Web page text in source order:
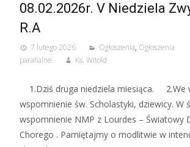
08.02.2026r. V Niedziela
R.A
7 lutego 2026 Ogłoszenia, Ogłoszenia
parafialne
Ks. Witold
1.Dziś druga niedziela miesiąca. 2.We
wspomnienie św. Scholastyki, dziewicy. W
wspomnienie NMP z Lourdes – Światowy
Chorego . Pamiętajmy o modlitwie w